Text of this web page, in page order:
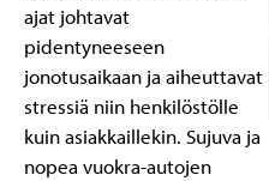
ajat johtavat
pidentyneeseen
jonotusaikaan ja aiheuttavat
stressiä niin henkilöstölle
kuin asiakkaillekin. Sujuva ja
nopea vuokra-autojen